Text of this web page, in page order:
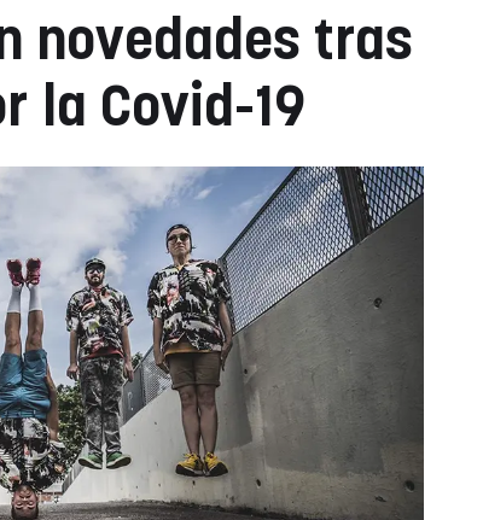
novedades tras
la Covid-19